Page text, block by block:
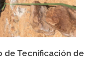
de Tecnificación de